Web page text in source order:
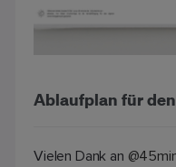
Ablaufplan für
Vielen Dank an